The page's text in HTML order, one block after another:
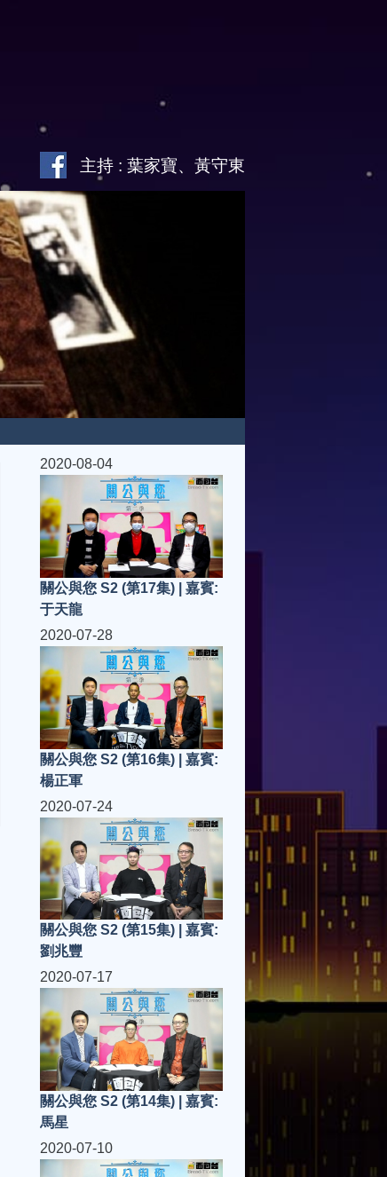
主持 : 葉家寶、黃守東
2020-08-04
關公與您 S2 (第17集) | 嘉賓:
于天龍
2020-07-28
關公與您 S2 (第16集) | 嘉賓:
楊正軍
2020-07-24
關公與您 S2 (第15集) | 嘉賓:
劉兆豐
2020-07-17
關公與您 S2 (第14集) | 嘉賓:
馬星
2020-07-10